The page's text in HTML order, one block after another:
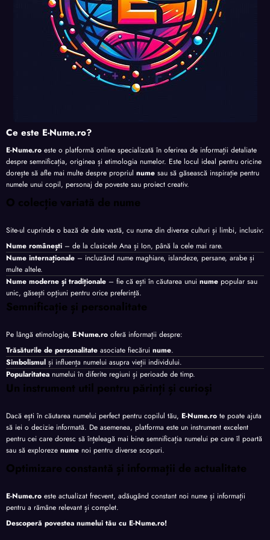
Ce este E-Nume.ro?
E-Nume.ro este o platformă online specializată în oferirea de informații detaliate
despre semnificația, originea și etimologia numelor. Este locul ideal pentru oricine
dorește să afle mai multe despre propriul nume sau să găsească inspirație pentru
numele unui copil, personaj de poveste sau proiect creativ.
O colecție variată de nume
Site-ul cuprinde o bază de date vastă, cu nume din diverse culturi și limbi, inclusiv:
Nume românești – de la clasicele Ana și Ion, până la cele mai rare.
Nume internaționale – incluzând nume maghiare, islandeze, persane, arabe și
multe altele.
Nume moderne și tradiționale – fie că ești în căutarea unui nume popular sau
unic, găsești opțiuni pentru orice preferință.
Semnificație și personalitate
Pe lângă etimologie, E-Nume.ro oferă informații despre:
Trăsăturile de personalitate asociate fiecărui nume.
Simbolismul și influența numelui asupra vieții individului.
Popularitatea numelui în diferite regiuni și perioade de timp.
Un instrument util pentru părinți și curioși
Dacă ești în căutarea numelui perfect pentru copilul tău, E-Nume.ro te poate ajuta
să iei o decizie informată. De asemenea, platforma este un instrument excelent
pentru cei care doresc să înțeleagă mai bine semnificația numelui pe care îl poartă
sau să exploreze nume noi pentru diverse scopuri.
Optimizare constantă și informații de actualitate
E-Nume.ro este actualizat frecvent, adăugând constant noi nume și informații
pentru a rămâne relevant și complet.
Descoperă povestea numelui tău cu E-Nume.ro!